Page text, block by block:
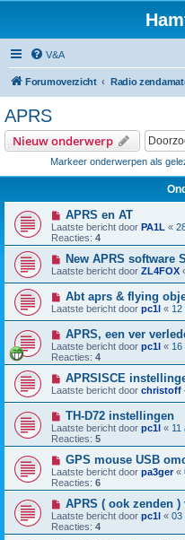
V&A
Forumoverzicht
APRS
Nieuw onderwerp
Markeer onderwerpen als
APRS en AT
Laatste bericht door PA1L «
Reacties: 4
New APRS software
Laatste bericht door ZL4FOX
Abt aprs & flying
Laatste bericht door pc1l « 12
APRS, een ver
Laatste bericht door pc1l « 16
Reacties: 4
APRSISCE
Laatste bericht door christoff
TH-D72 instellingen
Laatste bericht door pc1l « 11
Reacties: 5
GPS mouse USB
Laatste bericht door pa3ger«
Reacties: 6
APRS ( ook zenden
Laatste bericht door pc1l « 03
Reacties: 4